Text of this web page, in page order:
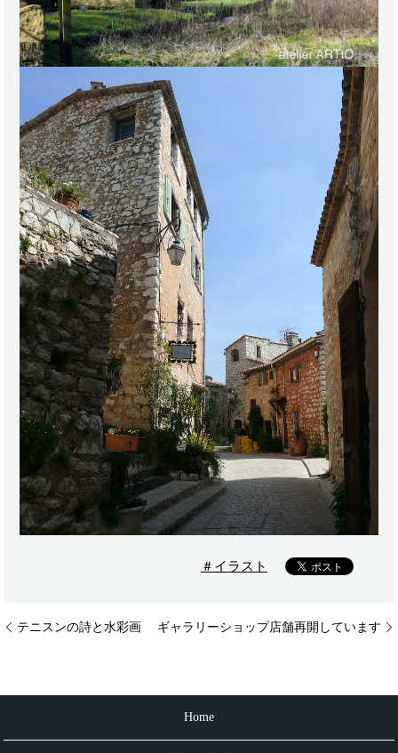
＃イラスト
テニスンの詩と水彩画 ギャラリーショップ店舗再開しています
Home